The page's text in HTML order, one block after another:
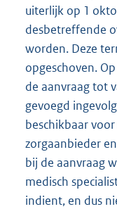
uiterlijk op 1
desbetreffende
worden. Deze
opgeschoven.
de aanvraag tot
gevoegd
beschikbaar
zorgaanbieder
bij de aanvraag
medisch
indient, en dus